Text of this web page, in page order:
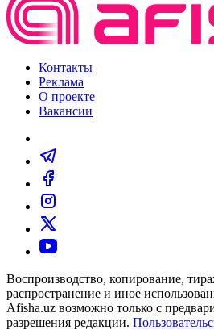
Контакты
Реклама
О проекте
Вакансии
Воспроизводство, копирование,
распространение и иное
Afisha.uz возможно только с
разрешения редакции.